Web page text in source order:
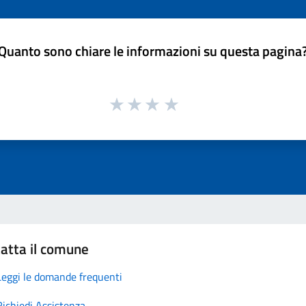
sono chiare le informazioni su questa
il comune
le domande frequenti